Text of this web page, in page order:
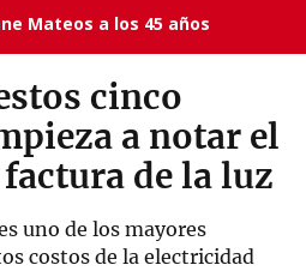
Mateos a los 45 años
cinco
a notar el
de la luz
uno de los mayores
costos de la electricidad